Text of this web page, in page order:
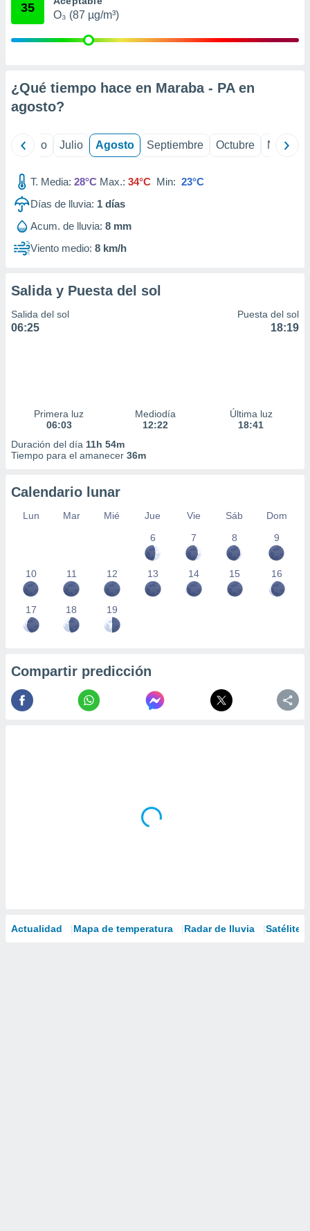
publicidad
publicidad
1199
35
O₃ (87 µg/m³)
¿Qué tiempo hace en Maraba - PA en
agosto?
Junio Julio Agosto Septiembre Octubre
T. Media: 28°C Max.: 34°C Min: 23°C
Días de lluvia: 1 días
Acum. de lluvia: 8 mm
Viento medio: 8 km/h
Salida y Puesta del sol
Salida del sol
06:25
Puesta del sol
18:19
Primera luz
06:03
Mediodía
12:22
Última luz
18:41
Duración del día 11h 54m
Tiempo para el amanecer 36m
Calendario lunar
Lun Mar Mié Jue Vie Sáb
Dom
6
7 8 9
10 11 12 13 14 15 16
17 18 19
Compartir predicción
Actualidad Mapa de temperatura Radar de lluvia Satélites